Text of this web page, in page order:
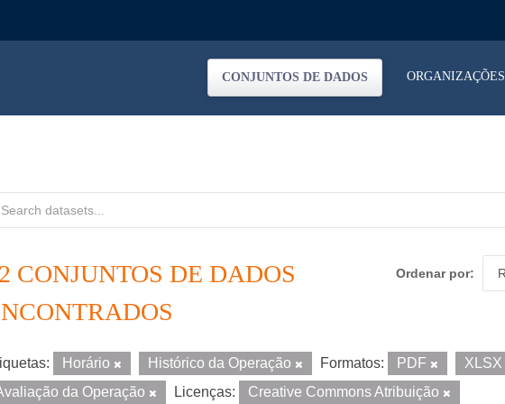
CONJUNTOS DE DADOS ORGANIZAÇÕES
Ordenar por
CONJUNTOS DE DADOS
Horário Histórico da Operação Formatos: PDF XLSX
da Operação
Licenças: Creative Commons Atribuição